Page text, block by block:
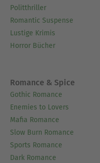
Politthriller
Romantic Suspense
Lustige Krimis
Horror Bücher
Romance & Spice
Gothic Romance
Enemies to Lovers
Mafia Romance
Slow Burn Romance
Sports Romance
Dark Romance